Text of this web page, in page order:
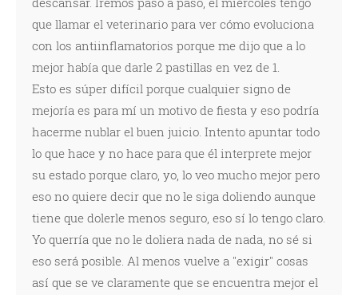
que llamar el veterinario para ver cómo evoluciona
con los antiinflamatorios porque me dijo que a lo
mejor había que darle 2 pastillas en vez de 1.
Esto es súper difícil porque cualquier signo de
mejoría es para mí un motivo de fiesta y eso podría
hacerme nublar el buen juicio. Intento apuntar todo
lo que hace y no hace para que él interprete mejor
su estado porque claro, yo, lo veo mucho mejor pero
eso no quiere decir que no le siga doliendo aunque
tiene que dolerle menos seguro, eso sí lo tengo claro.
Yo querría que no le doliera nada de nada, no sé si
eso será posible. Al menos vuelve a "exigir" cosas
así que se ve claramente que se encuentra mejor el